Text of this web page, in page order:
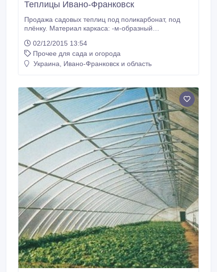
Теплицы Ивано-Франковск
Продажа садовых теплиц под поликарбонат, под
плёнку. Материал каркаса: -м-образный
труба, покрытая цинком(«горячее цинкование»),
-алюминиевый профиль. Габаритные размеры
теплиц Ш*Д*В (м.) : 3*4*2 3*6*2 3*8*2 3*10*2 3*6*2.15
02/12/2015 13:54
Прочее для сада и огорода
Украина, Ивано-Франковск и область